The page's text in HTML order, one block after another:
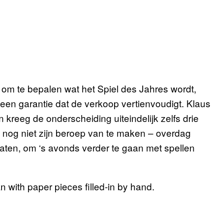
te bepalen wat het Spiel des Jahres wordt,
garantie dat de verkoop vertienvoudigt. Klaus
de onderscheiding uiteindelijk zelfs drie
niet zijn beroep van te maken – overdag
om ‘s avonds verder te gaan met spellen